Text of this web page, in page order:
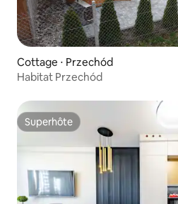
Cottage ⋅ Przechód
Habitat Przechód
Superhôte
Superhôte